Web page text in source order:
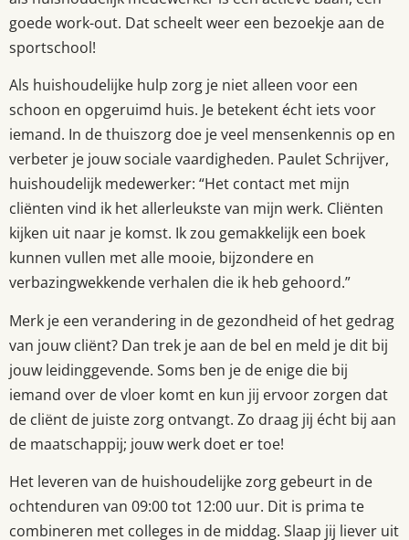
goede work-out. Dat scheelt weer een bezoekje aan de
sportschool!
Als huishoudelijke hulp zorg je niet alleen voor een
schoon en opgeruimd huis. Je betekent écht iets voor
iemand. In de thuiszorg doe je veel mensenkennis op en
verbeter je jouw sociale vaardigheden. Paulet Schrijver,
huishoudelijk medewerker: “Het contact met mijn
cliënten vind ik het allerleukste van mijn werk. Cliënten
kijken uit naar je komst. Ik zou gemakkelijk een boek
kunnen vullen met alle mooie, bijzondere en
verbazingwekkende verhalen die ik heb gehoord.”
Merk je een verandering in de gezondheid of het gedrag
van jouw cliënt? Dan trek je aan de bel en meld je dit bij
jouw leidinggevende. Soms ben je de enige die bij
iemand over de vloer komt en kun jij ervoor zorgen dat
de cliënt de juiste zorg ontvangt. Zo draag jij écht bij aan
de maatschappij; jouw werk doet er toe!
Het leveren van de huishoudelijke zorg gebeurt in de
ochtenduren van 09:00 tot 12:00 uur. Dit is prima te
combineren met colleges in de middag. Slaap jij liever uit